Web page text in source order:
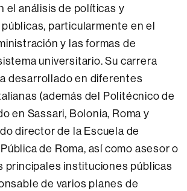
el análisis de políticas y
particularmente en el
y las formas de
universitario. Su carrera
desarrollado en diferentes
(además del Politécnico de
en Sassari, Bolonia, Roma y
director de la Escuela de
de Roma, así como asesor o
principales instituciones públicas
de varios planes de